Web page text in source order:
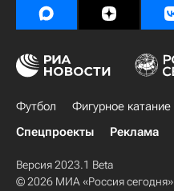
Футбол Фигурное катание
Спецпроекты
Реклама
Версия 2023.1 Beta
© 2026 МИА «Россия сегодня»